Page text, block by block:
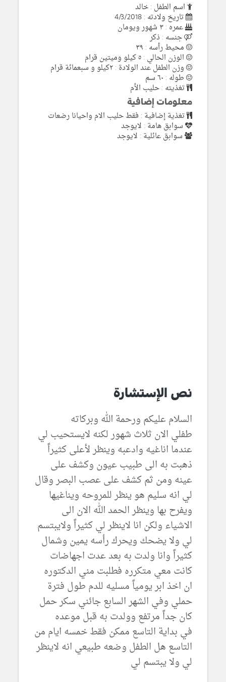
اسم الطفل : خالد
تاريخ ولادته : 4/3/2018
عمره : ٣ شهور ويومان
جنسه : ذكر
محيط رأسه : ٣٩
الوزن الحالي : ٥ كيلو وميتين قرام
وزن الطفل عند الولادة : ٢كيلو و سبعمائة قرام
طوله : ٦٠ سم
تغذيته : حليب الأم
معلومات إضافية
تغذية إضافية : فقط حليب الام واحيانا رضعات
سوابق هامة : لايوجد
سوابق عائلية : لايوجد
نص الإستشارة
السلام عليكم ورحمة الله وبركاته
طفلي الان ثلاث شهور لكنه لايستحيب لي
عندما اناغيه وادعبه وينظر لأعلى كثيراً
ذهبت به الى طبيب عيون وكشف على
عينه ومن ثم كشف على عصب البصر وقال
لي انه سليم هو ينظر للمروحه ويناغيها
ويفرح بها وينظر الحمد الله الان الى
الاشياء ولكن انا لاينظر لي كثيراً ولايبتسم
لي ولا يضحك ويحرك رأسه يمين وشمال
كثيراً وانا ولدت به بعد عدت اجهاضات
كانت معي متكرره فطلبت مني الدكتوره
ان اخذ ابر يومياً مسليه للدم طول فترة
حملي وفي الشهر السابع جائني سكر حمل
كان جداً مرتفع وولدت به قبل موعده
في بداية التاسع ممكن فقط خمسه ايام من
التاسع هل الطفل وضعه طبيعي انه لاينظر
لي ولا يبتسم لي